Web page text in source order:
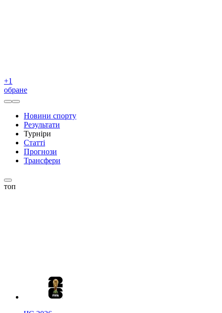
+1
обране
Новини спорту
Результати
Турніри
Статті
Прогнози
Трансфери
топ